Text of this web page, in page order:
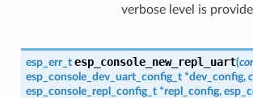
verbose level is
esp_err_t esp_console_new_repl_uart(
esp_console_dev_uart_config_t *dev_config,
esp_console_repl_config_t *repl_config,